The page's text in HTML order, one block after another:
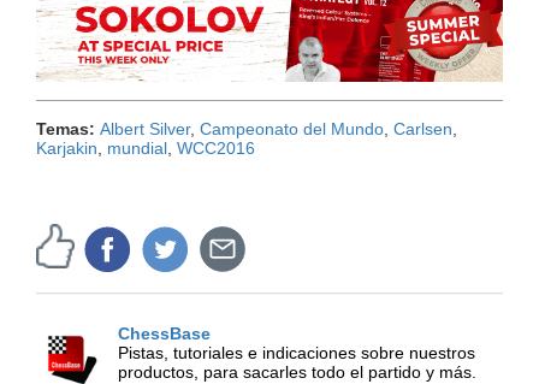
Temas: Albert Silver, Campeonato del Mundo, Carlsen,
Karjakin, mundial, WCC2016
ChessBase
Pistas, tutoriales e indicaciones sobre nuestros
productos, para sacarles todo el partido y más.